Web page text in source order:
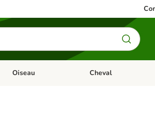
& Co
Dérouler les catégories: Poisson
Oiseau Dérouler les
Cheval